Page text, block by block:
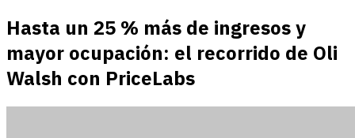
Hasta un 25 % más de ingresos y
mayor ocupación: el recorrido de Oli
Walsh con PriceLabs